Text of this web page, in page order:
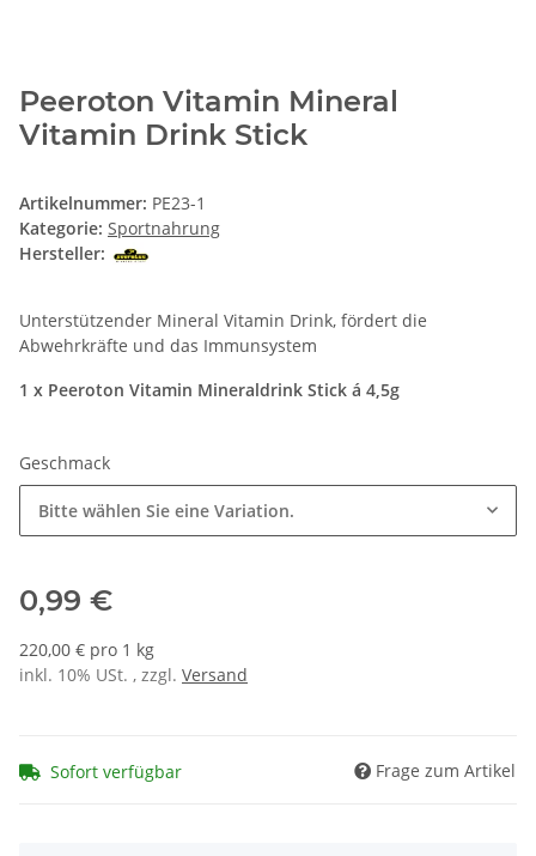
Peeroton Vitamin Mineral
Vitamin Drink Stick
Artikelnummer: PE23-1
Kategorie: Sportnahrung
Hersteller:
Unterstützender Mineral Vitamin Drink, fördert die
Abwehrkräfte und das Immunsystem
1 x Peeroton Vitamin Mineraldrink Stick á 4,5g
Geschmack
Bitte wählen Sie eine Variation.
0,99 €
220,00 € pro 1 kg
inkl. 10% USt. , zzgl. Versand
Sofort verfügbar Frage zum Artikel